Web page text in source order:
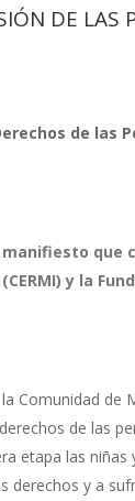
DE LAS
de las
manifiesto que
y la
Comunidad de
de las
etapa las niñas
derechos y a